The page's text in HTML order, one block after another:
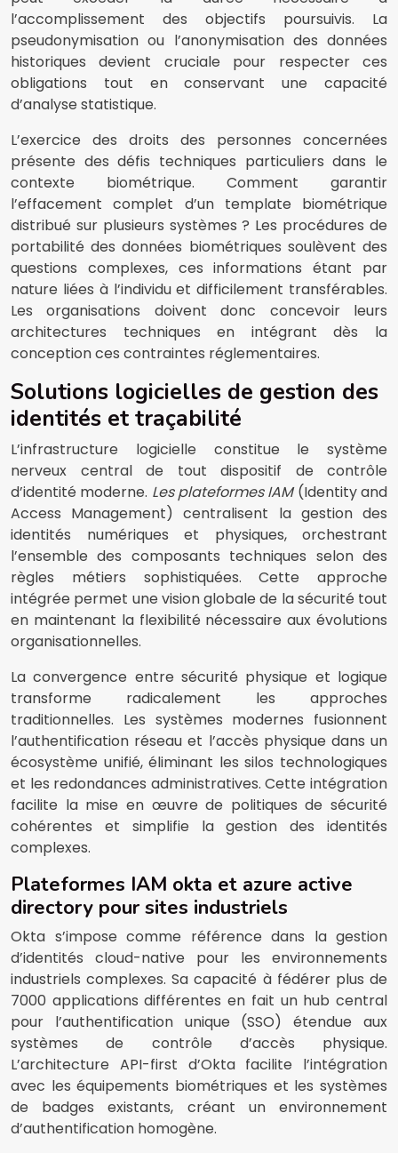
l’accomplissement des objectifs poursuivis. La
pseudonymisation ou l’anonymisation des données
historiques devient cruciale pour respecter ces
obligations tout en conservant une capacité
d’analyse statistique.
L’exercice des droits des personnes concernées
présente des défis techniques particuliers dans le
contexte biométrique. Comment garantir
l’effacement complet d’un template biométrique
distribué sur plusieurs systèmes ? Les procédures de
portabilité des données biométriques soulèvent des
questions complexes, ces informations étant par
nature liées à l’individu et difficilement transférables.
Les organisations doivent donc concevoir leurs
architectures techniques en intégrant dès la
conception ces contraintes réglementaires.
Solutions logicielles de gestion des
identités et traçabilité
L’infrastructure logicielle constitue le système
nerveux central de tout dispositif de contrôle
d’identité moderne. Les plateformes IAM(Identity and
Access Management) centralisent la gestion des
identités numériques et physiques, orchestrant
l’ensemble des composants techniques selon des
règles métiers sophistiquées. Cette approche
intégrée permet une vision globale de la sécurité tout
en maintenant la flexibilité nécessaire aux évolutions
organisationnelles.
La convergence entre sécurité physique et logique
transforme radicalement les approches
traditionnelles. Les systèmes modernes fusionnent
l’authentification réseau et l’accès physique dans un
écosystème unifié, éliminant les silos technologiques
et les redondances administratives. Cette intégration
facilite la mise en œuvre de politiques de sécurité
cohérentes et simplifie la gestion des identités
complexes.
Plateformes IAM okta et azure active
directory pour sites industriels
Okta s’impose comme référence dans la gestion
d’identités cloud-native pour les environnements
industriels complexes. Sa capacité à fédérer plus de
7000 applications différentes en fait un hub central
pour l’authentification unique (SSO) étendue aux
systèmes de contrôle d’accès physique.
L’architecture API-first d’Okta facilite l’intégration
avec les équipements biométriques et les systèmes
de badges existants, créant un environnement
d’authentification homogène.